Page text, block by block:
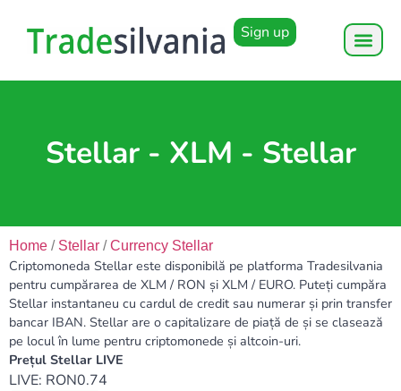
Sign up
Stellar - XLM - Stellar
Home / Stellar /Currency Stellar
Criptomoneda Stellar este disponibilă pe platforma Tradesilvania
pentru cumpărarea de XLM / RON și XLM / EURO. Puteți cumpăra
Stellar instantaneu cu cardul de credit sau numerar și prin transfer
bancar IBAN. Stellar are o capitalizare de piață de și se clasează
pe locul în lume pentru criptomonede și altcoin-uri.
Prețul Stellar LIVE
LIVE: RON0.74